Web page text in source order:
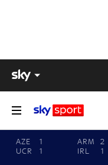
AZE
1
UCR
1
ARM
2
IRL
1